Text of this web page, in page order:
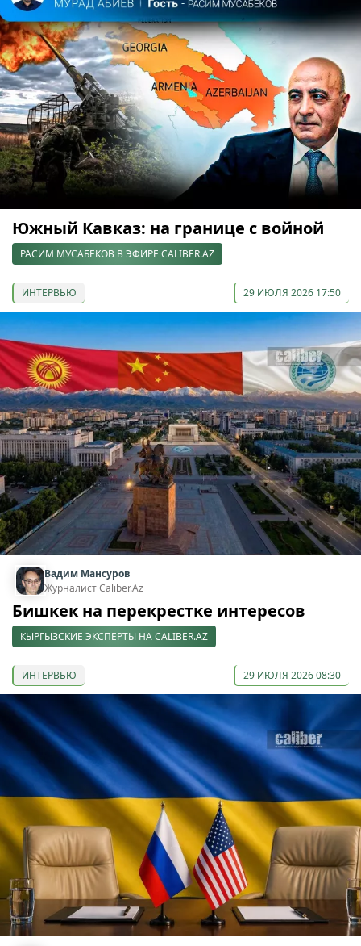
Южный Кавказ: на границе с войной
РАСИМ МУСАБЕКОВ В ЭФИРЕ CALIBER.AZ
ИНТЕРВЬЮ 29 ИЮЛЯ 2026 17:50
Вадим Мансуров
Журналист Caliber.Az
Бишкек на перекрестке интересов
КЫРГЫЗСКИЕ ЭКСПЕРТЫ НА CALIBER.AZ
ИНТЕРВЬЮ 29 ИЮЛЯ 2026 08:30